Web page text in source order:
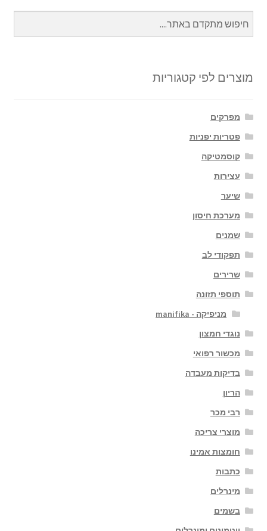
מוצרים לפי קטגוריות
מפרקים
פטריות יפניות
קוסמטיקה
עצירות
שיער
מערכת חיסון
שמנים
תפקודי לב
שרירים
תוספי תזונה
מניפיקה - manifika
נוגדי חמצון
מכשור רפואי
בדיקות מעבדה
הריון
רבי מכר
מוצרי צריכה
חומצות אמינו
כתבות
מינרלים
בשמים